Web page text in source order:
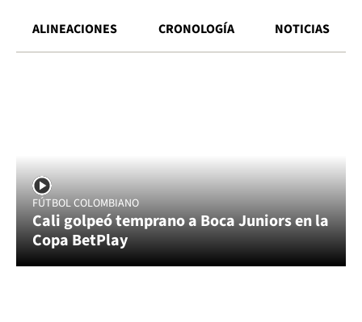
ALINEACIONES CRONOLOGÍA NOTICIAS
FÚTBOL COLOMBIANO
Cali golpeó temprano a Boca Juniors en la
Copa BetPlay